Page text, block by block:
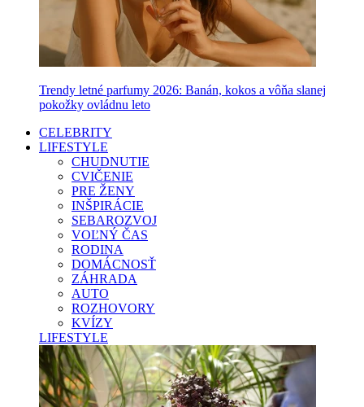
Trendy letné parfumy 2026: Banán, kokos a vôňa slanej
pokožky ovládnu leto
CELEBRITY
LIFESTYLE
CHUDNUTIE
CVIČENIE
PRE ŽENY
INŠPIRÁCIE
SEBAROZVOJ
VOĽNÝ ČAS
RODINA
DOMÁCNOSŤ
ZÁHRADA
AUTO
ROZHOVORY
KVÍZY
LIFESTYLE